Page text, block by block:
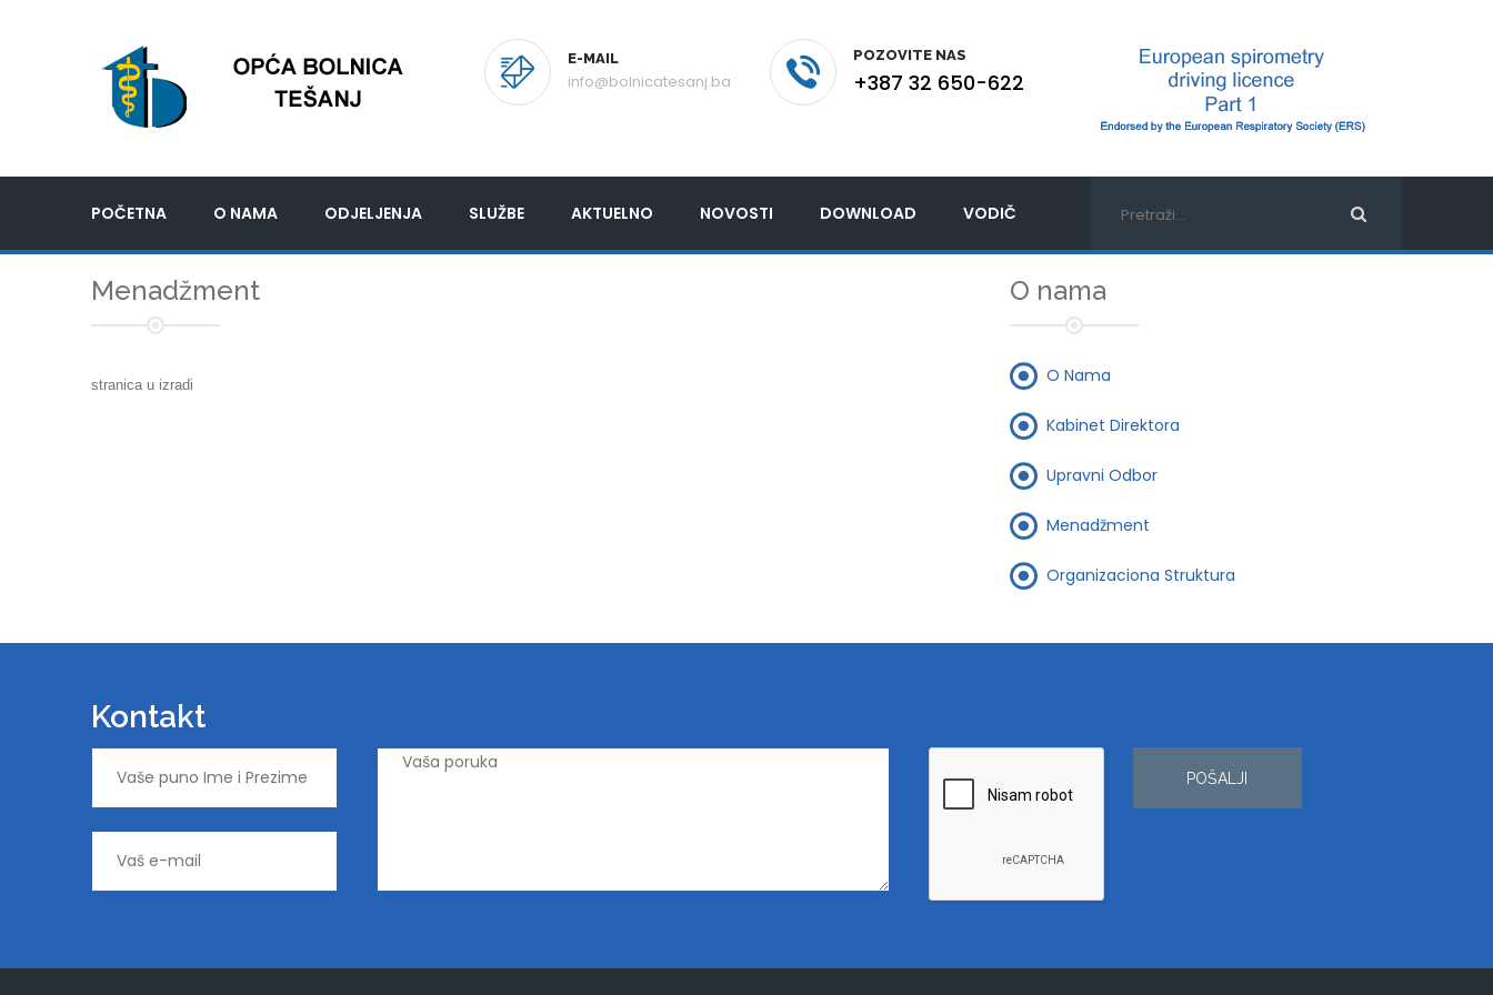
E-MAIL
info@bolnicatesanj.ba
POZOVITE NAS
+387 32 650-622
POČETNA O NAMA ODJELJENJA SLUŽBE AKTUELNO NOVOSTI DOWNLOAD VODIČ
Menadžment
stranica u izradi
O nama
O Nama
Kabinet Direktora
Upravni Odbor
Menadžment
Organizaciona Struktura
Kontakt
POŠALJI